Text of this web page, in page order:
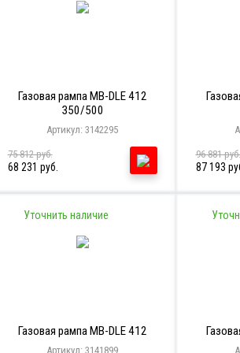
Газовая рампа MB-DLE 412
350/500
Артикул: 3142295
75 812 руб.
68 231 руб.
96 881 руб.
87 193
Уточнить наличие
Газовая рампа MB-DLE 412
Артикул: 3141899